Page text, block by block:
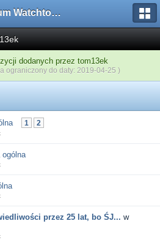
Forum Watchtower
dodanych przez tom13ek
ograniczony do daty: 2019-04-25 )
1 2
ogólna
przez 25 lat, bo ŚJ... w